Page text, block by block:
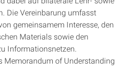
Die Vereinbarung umfasst
gemeinsamem Interesse, den
Materials sowie den
Informationsnetzen.
Memorandum of Understanding